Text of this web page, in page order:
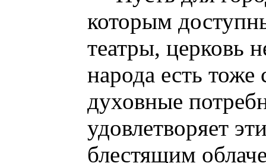
которым
театры, церковь
народа есть тоже
духовные
удовлетворяет
блестящим